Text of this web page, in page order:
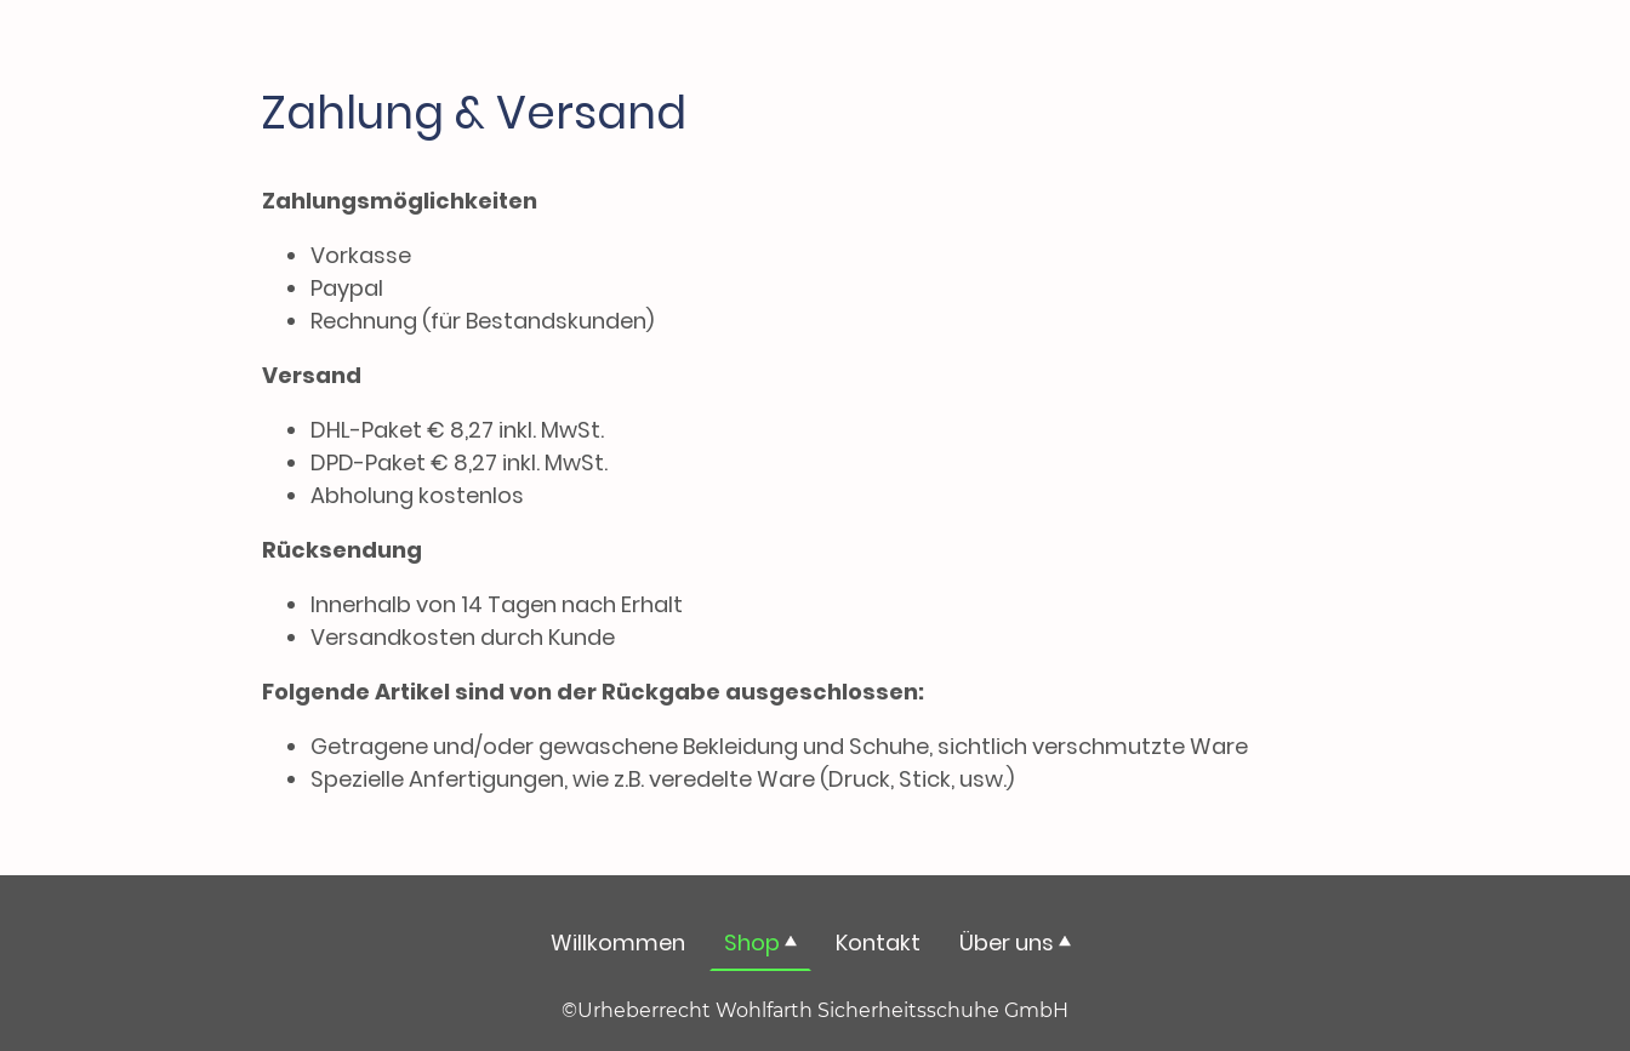
Zahlung & Versand
Zahlungsmöglichkeiten
Vorkasse
Paypal
Rechnung (für Bestandskunden)
Versand
DHL-Paket € 8,27 inkl. MwSt.
DPD-Paket € 8,27 inkl. MwSt.
Abholung kostenlos
Rücksendung
Innerhalb von 14 Tagen nach Erhalt
Versandkosten durch Kunde
Folgende Artikel sind von der Rückgabe ausgeschlossen:
Getragene und/oder gewaschene Bekleidung und Schuhe, sichtlich verschmutzte Ware
Spezielle Anfertigungen, wie z.B. veredelte Ware (Druck, Stick, usw.)
Willkommen Shop Kontakt Über uns
©Urheberrecht Wohlfarth Sicherheitsschuhe GmbH